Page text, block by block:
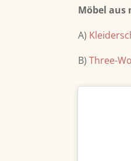
Möbel aus
A)
B)Three-